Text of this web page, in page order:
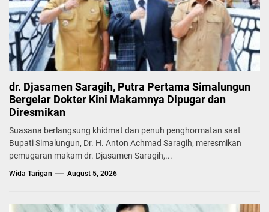
dr. Djasamen Saragih, Putra Pertama Simalungun
Bergelar Dokter Kini Makamnya Dipugar dan
Diresmikan
Suasana berlangsung khidmat dan penuh penghormatan saat
Bupati Simalungun, Dr. H. Anton Achmad Saragih, meresmikan
pemugaran makam dr. Djasamen Saragih,...
Wida Tarigan August 5, 2026